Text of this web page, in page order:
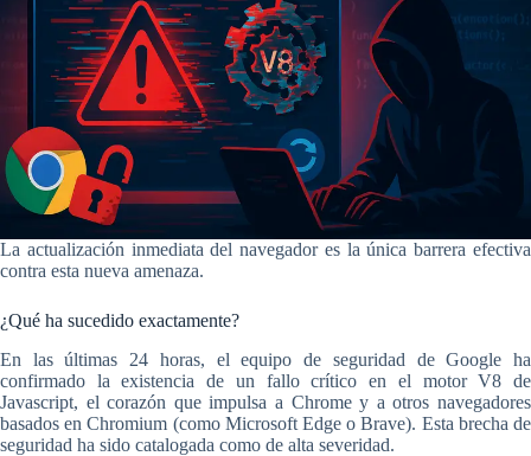
La actualización inmediata del navegador es la única barrera efectiva
contra esta nueva amenaza.
¿Qué ha sucedido exactamente?
En las últimas 24 horas, el equipo de seguridad de Google ha
confirmado la existencia de un fallo crítico en el motor V8 de
Javascript, el corazón que impulsa a Chrome y a otros navegadores
basados en Chromium (como Microsoft Edge o Brave). Esta brecha de
seguridad ha sido catalogada como de alta severidad.